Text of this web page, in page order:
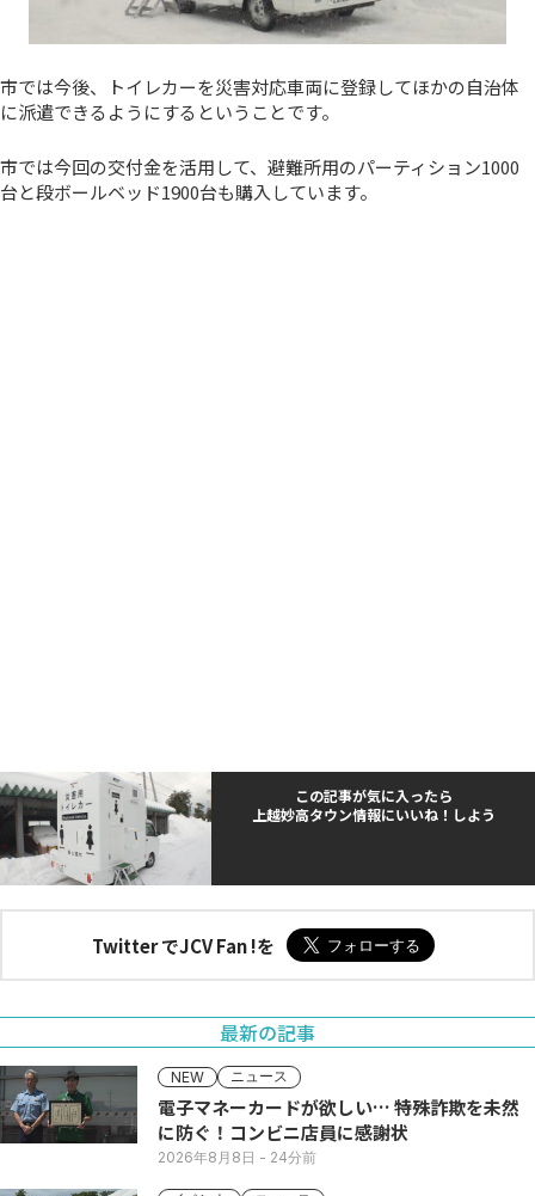
市では今後、トイレカーを災害対応車両に登録してほかの自治体
に派遣できるようにするということです。
市では今回の交付金を活用して、避難所用のパーティション1000
台と段ボールベッド1900台も購入しています。
この記事が気に入ったら
上越妙高タウン情報にいいね！しよう
Twitter でJCV Fan !を
最新の記事
NEW ニュース
電子マネーカードが欲しい… 特殊詐欺を未然
に防ぐ！コンビニ店員に感謝状
2026年8月8日 - 24分前